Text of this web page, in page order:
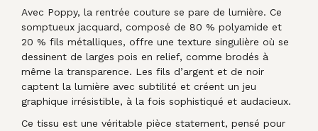
25,00€.9,00€.
Avec Poppy, la rentrée couture se pare de lumière. Ce
somptueux jacquard, composé de 80 % polyamide et
20 % fils métalliques, offre une texture singulière où se
dessinent de larges pois en relief, comme brodés à
même la transparence. Les fils d’argent et de noir
captent la lumière avec subtilité et créent un jeu
graphique irrésistible, à la fois sophistiqué et audacieux.
Ce tissu est une véritable pièce statement, pensé pour